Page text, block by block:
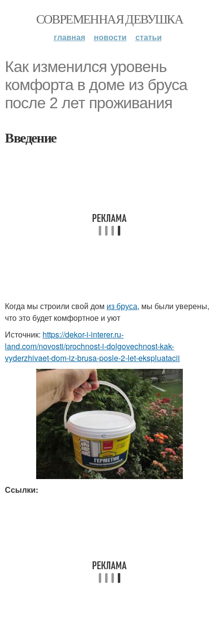
СОВРЕМЕННАЯ ДЕВУШКА
главная новости статьи
Как изменился уровень
комфорта в доме из бруса
после 2 лет проживания
Введение
Когда мы строили свой дом из бруса, мы были уверены,
что это будет комфортное и уют
Источник: https://dekor-i-interer.ru-
land.com/novosti/prochnost-i-dolgovechnost-kak-
vyderzhivaet-dom-iz-brusa-posle-2-let-ekspluatacii
Ссылки: